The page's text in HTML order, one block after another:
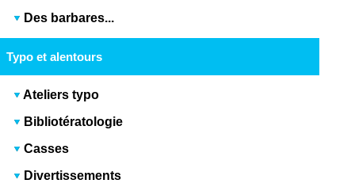
Des barbares...
Typo et alentours
Ateliers typo
Bibliotératologie
Casses
Divertissements